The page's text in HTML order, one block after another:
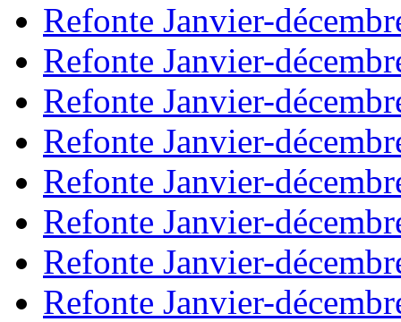
Refonte Janvier-
Refonte Janvier-
Refonte Janvier-
Refonte Janvier-
Refonte Janvier-
Refonte Janvier-
Refonte Janvier-
Refonte Janvier-